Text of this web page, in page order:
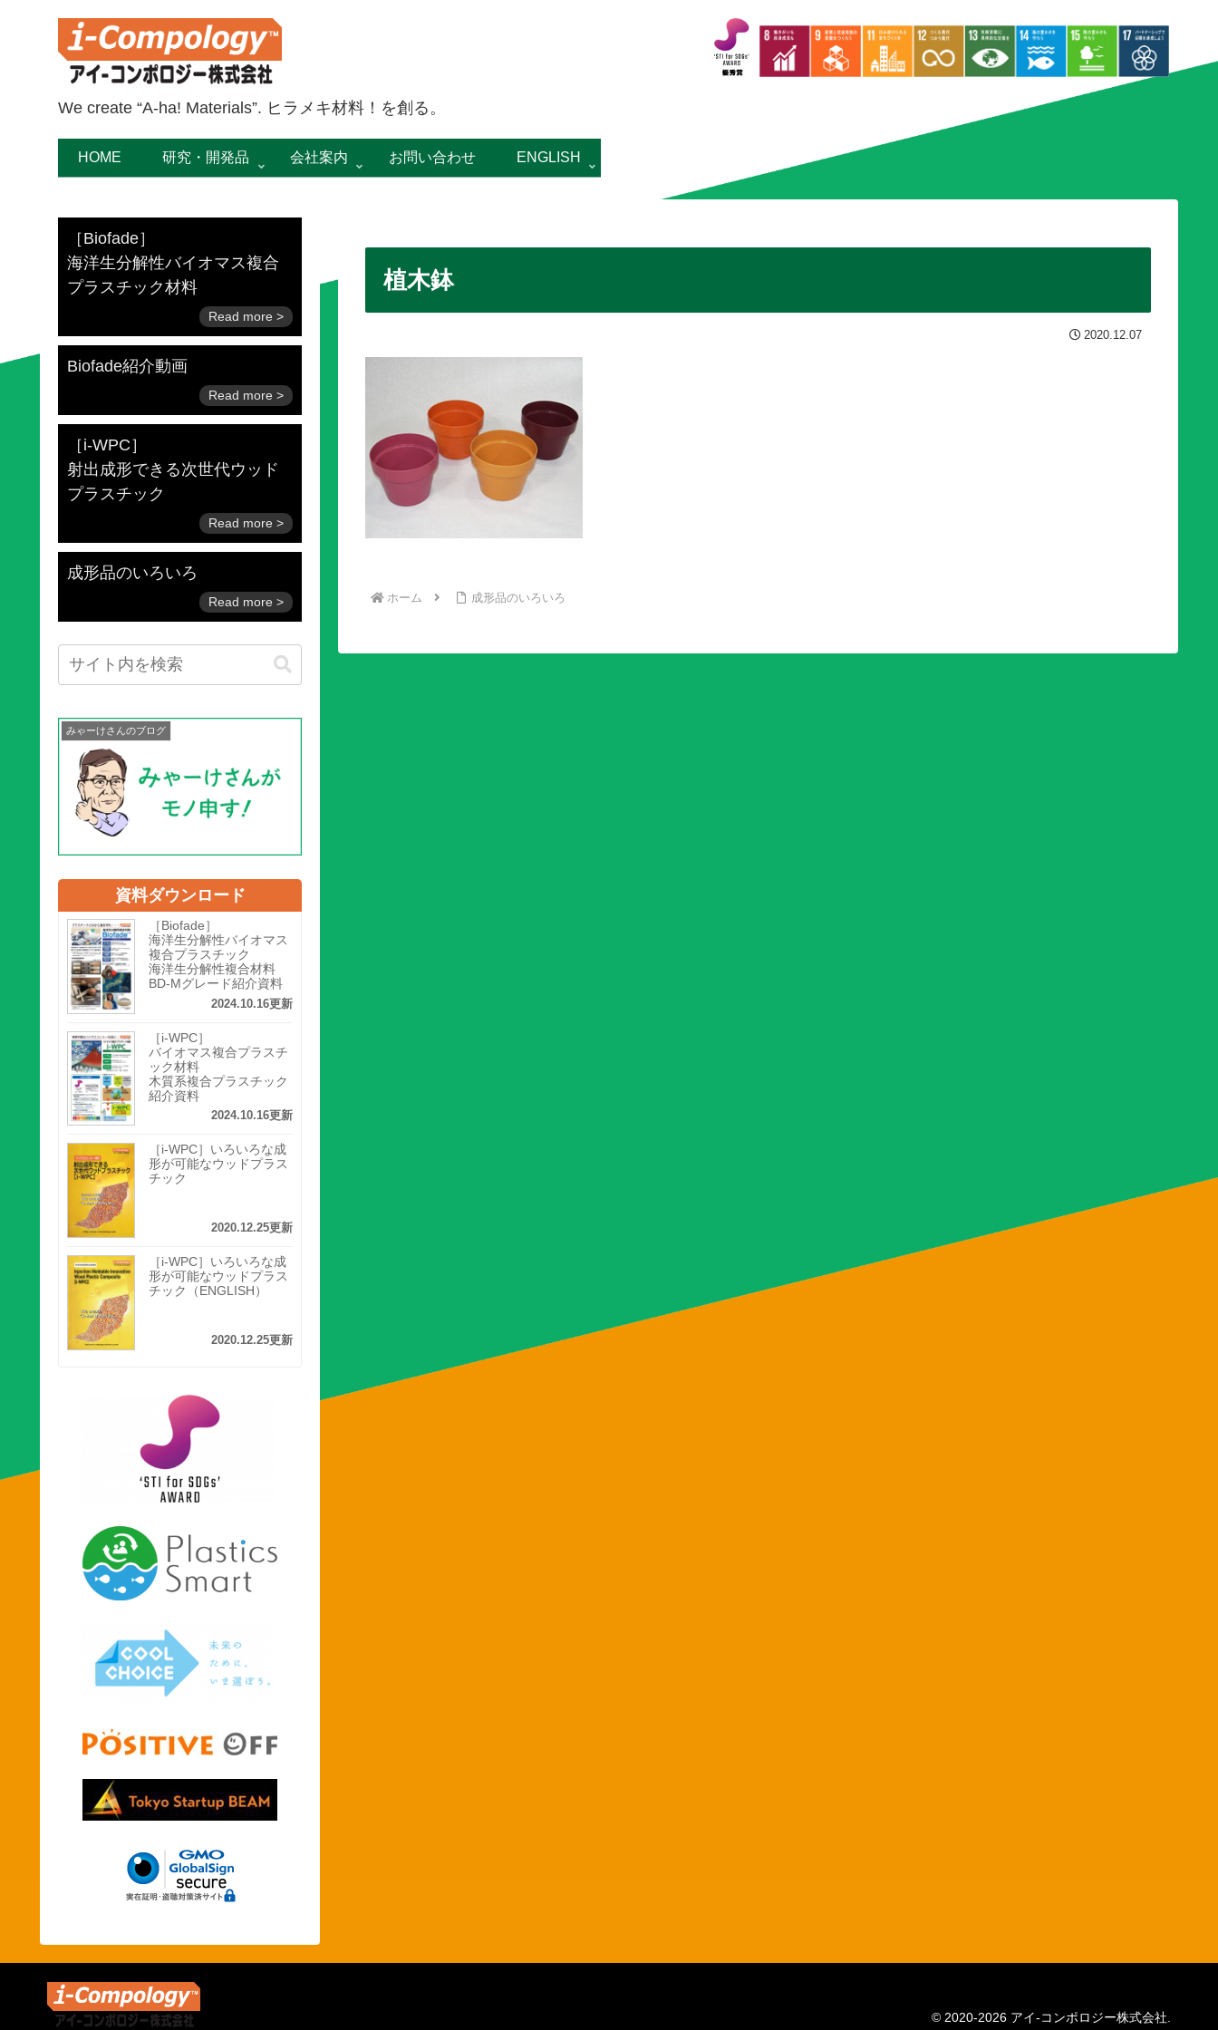
We create “A-ha! Materials”. ヒラメキ材料！を創る。
HOME 研究・開発品 会社案内 お問い合わせ ENGLISH
植木鉢
2020.12.07
ホーム 成形品のいろいろ
［Biofade］
海洋生分解性バイオマス複合
プラスチック材料
Biofade紹介動画
［i-WPC］
射出成形できる次世代ウッド
プラスチック
成形品のいろいろ
みゃーけさんのブログ
資料ダウンロード
［Biofade］
海洋生分解性バイオマス
複合プラスチック
海洋生分解性複合材料
BD-Mグレード紹介資料
2024.10.16更新
［i-WPC］
バイオマス複合プラスチ
ック材料
木質系複合プラスチック
紹介資料
2024.10.16更新
［i-WPC］いろいろな成
形が可能なウッドプラス
チック
2020.12.25更新
［i-WPC］いろいろな成
形が可能なウッドプラス
チック（ENGLISH）
2020.12.25更新
© 2020-2026 アイ-コンポロジー株式会社.